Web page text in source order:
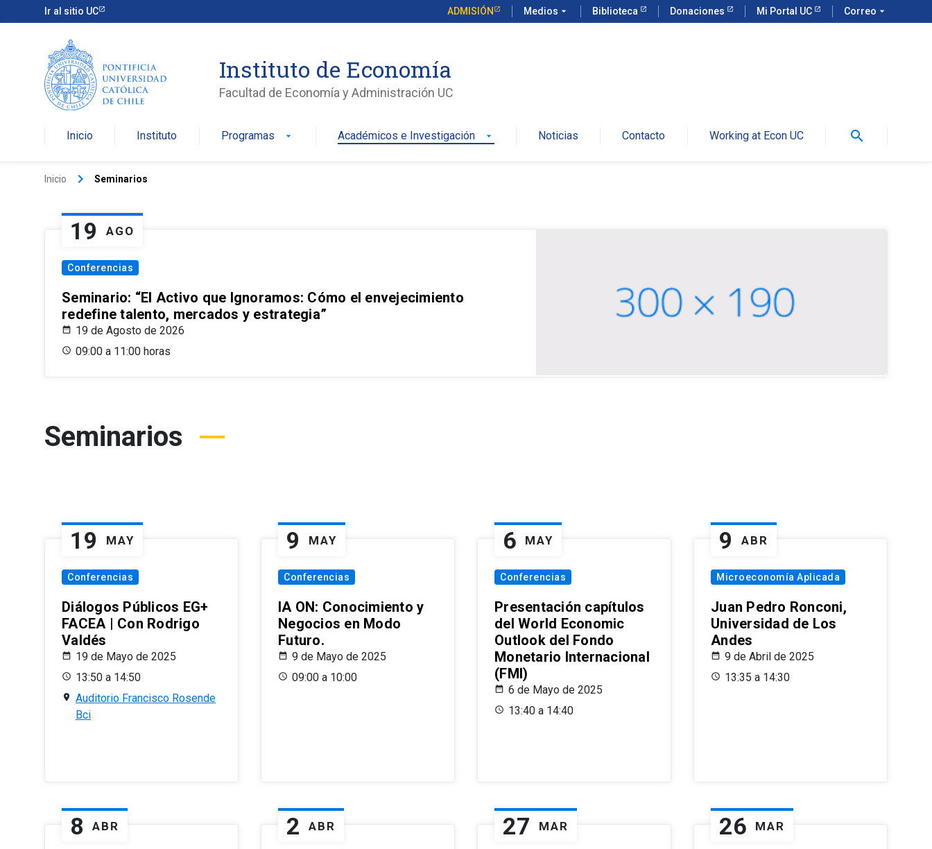
Ir al sitio UC ADMISIÓN Medios arrow_drop_down Biblioteca Donaciones Mi Portal UC Correo arrow_drop_down
Instituto de Economía
Facultad de Economía y Administración UC
Inicio Instituto Programas arrow_drop_down Académicos e Investigación arrow_drop_down Noticias Contacto Working at Econ UC search
Inicio keyboard_arrow_right Seminarios
19 AGO
Conferencias
Seminario: “El Activo que Ignoramos: Cómo el envejecimiento
redefine talento, mercados y estrategia”
19 de Agosto de 2026
09:00 a 11:00 horas
Seminarios
19 MAY
Conferencias
Diálogos Públicos EG+
FACEA | Con Rodrigo
Valdés
19 de Mayo de 2025
13:50 a 14:50
Auditorio Francisco Rosende
Bci
9 MAY
Conferencias
IA ON: Conocimiento y
Negocios en Modo
Futuro.
9 de Mayo de 2025
09:00 a 10:00
6 MAY
Conferencias
Presentación capítulos
del World Economic
Outlook del Fondo
Monetario Internacional
(FMI)
6 de Mayo de 2025
13:40 a 14:40
9 ABR
Microeconomía Aplicada
Juan Pedro Ronconi,
Universidad de Los
Andes
9 de Abril de 2025
13:35 a 14:30
8 ABR 2 ABR 27 MAR 26 MAR